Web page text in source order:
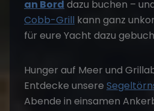
an Bord dazu buchen –
Cobb-Grill kann ganz
für eure Yacht dazu
Hunger auf Meer und
Entdecke unsere
Abende in einsamen